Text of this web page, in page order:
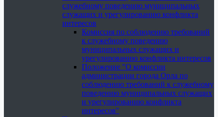
служебному поведению муниципальных
служащих и урегулированию конфликта
интересов
Комиссия по соблюдению требований
к служебному поведению
муниципальных служащих и
урегулированию конфликта интересов
Положение "О комиссии
администрации города Орла по
соблюдению требований к служебному
поведению муниципальных служащих
и урегулированию конфликта
интересов"